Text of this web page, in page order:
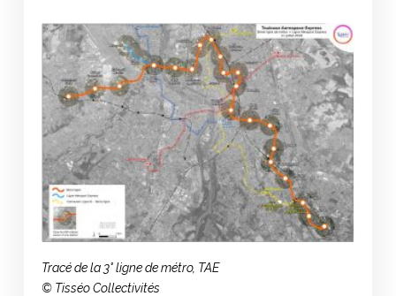
Tracé de la 3° ligne de métro, TAE
© Tisséo Collectivités